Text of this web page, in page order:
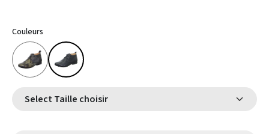
Couleurs
Select Taille choisir